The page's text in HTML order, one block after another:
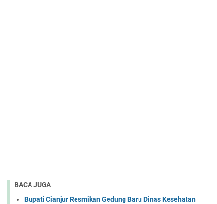
BACA JUGA
Bupati Cianjur Resmikan Gedung Baru Dinas Kesehatan